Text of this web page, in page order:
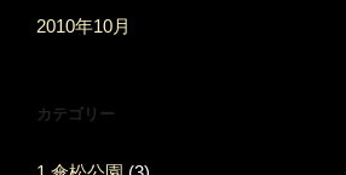
2010年10月
カテゴリー